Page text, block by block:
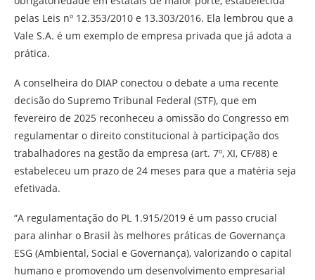
pelas Leis nº 12.353/2010 e 13.303/2016. Ela lembrou que a
Vale S.A. é um exemplo de empresa privada que já adota a
prática.
A conselheira do DIAP conectou o debate a uma recente
decisão do Supremo Tribunal Federal (STF), que em
fevereiro de 2025 reconheceu a omissão do Congresso em
regulamentar o direito constitucional à participação dos
trabalhadores na gestão da empresa (art. 7º, XI, CF/88) e
estabeleceu um prazo de 24 meses para que a matéria seja
efetivada.
“A regulamentação do PL 1.915/2019 é um passo crucial
para alinhar o Brasil às melhores práticas de Governança
ESG (Ambiental, Social e Governança), valorizando o capital
humano e promovendo um desenvolvimento empresarial